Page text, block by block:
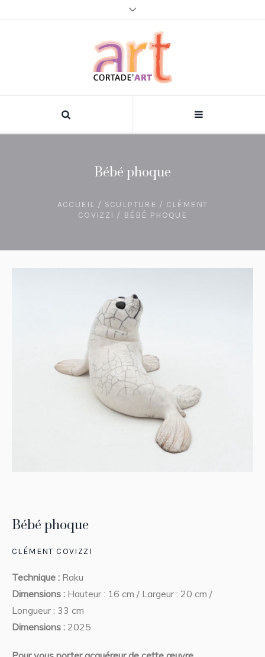
Bébé phoque
ACCUEIL / SCULPTURE / CLÉMENT
COVIZZI / BÉBÉ PHOQUE
Bébé phoque
CLÉMENT COVIZZI
Technique : Raku
Dimensions : Hauteur : 16 cm / Largeur : 20 cm /
Longueur : 33 cm
Dimensions : 2025